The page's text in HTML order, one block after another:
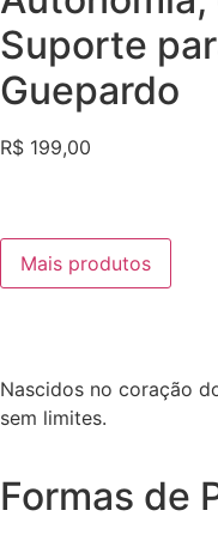
Suporte
Guepardo
R$ 199,00
Mais produtos
Nascidos no coração
sem limites.
Formas de